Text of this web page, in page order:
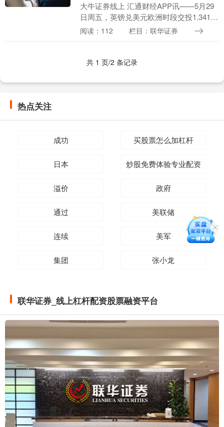
大牛证券线上 汇通财经APP讯——5月29
日周五，英镑兑美元欧洲时段交投1.341附
近，日内承压。日线图显示，汇价此前自
阅读：112 栏目：联华证券
共 1 页/2 条记录
热点关注
成功 买股票怎么加杠杆
日本 炒股免费体验专业配资
溢价 政府
通过 美联储
连续 美军
集团 张小龙
联华证券_线上杠杆配资股票融资平台